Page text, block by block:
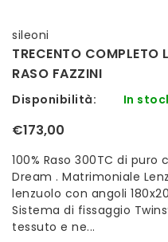
sileoni
TRECENTO COMPLETO
RASO FAZZINI
Disponibilità: In
€173,00
100% Raso 300TC di
Dream . Matrimoniale
lenzuolo con angoli
Sistema di fissaggio
tessuto e ne...